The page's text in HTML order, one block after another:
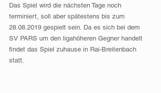
Das Spiel wird die nächsten Tage noch
terminiert, soll aber spätestens bis zum
28.08.2019 gespielt sein. Da es sich bei dem
SV PARS um den ligahöheren Gegner handelt
findet das Spiel zuhause in Rai-Breitenbach
statt.